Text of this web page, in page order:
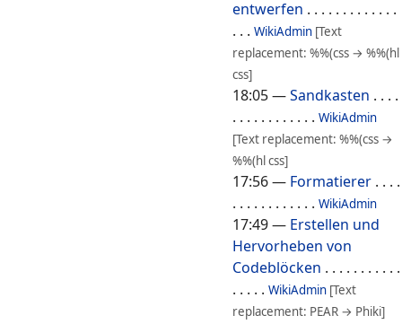
entwerfen . . . . . . . . . . . . .
. . . WikiAdmin [Text
replacement: %%(css → %%(hl
css]
18:05—Sandkasten . . . .
. . . . . . . . . . . . WikiAdmin
[Text replacement: %%(css →
%%(hl css]
17:56— Formatierer . . . .
. . . . . . . . . . . . WikiAdmin
17:49— Erstellen und
Hervorheben von
Codeblöcken . . . . . . . . . . .
. . . . . WikiAdmin [Text
replacement: PEAR → Phiki]